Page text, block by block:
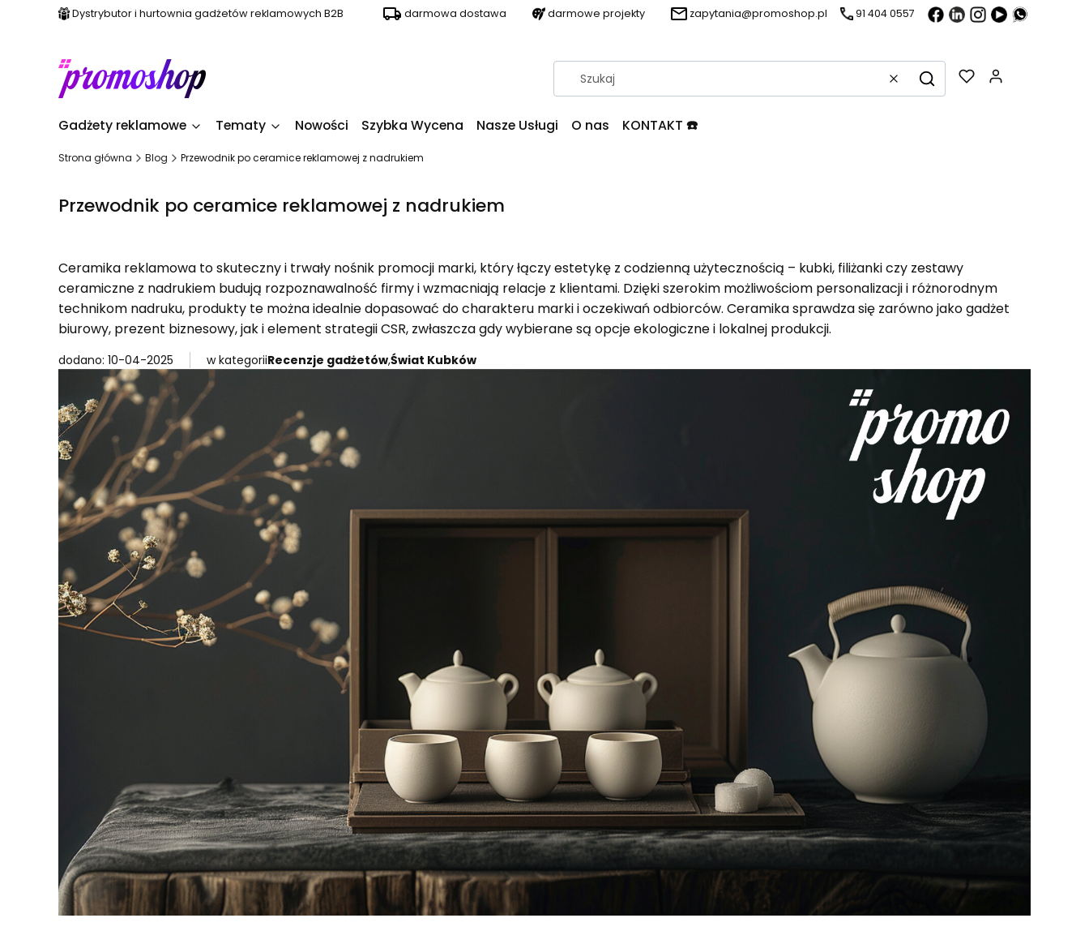
Dystrybutor i hurtownia gadżetów reklamowych B2B darmowa dostawa darmowe projekty zapytania@promoshop.pl 91 404 0557
WyczyśćSzukaj
Gadżety reklamowe Tematy Nowości Szybka Wycena Nasze Usługi O nas KONTAKT ☎️
Strona główna Blog Przewodnik po ceramice reklamowej z nadrukiem
Przewodnik po ceramice reklamowej z nadrukiem
Ceramika reklamowa to skuteczny i trwały nośnik promocji marki, który łączy estetykę z codzienną użytecznością – kubki, filiżanki czy zestawy
ceramiczne z nadrukiem budują rozpoznawalność firmy i wzmacniają relacje z klientami. Dzięki szerokim możliwościom personalizacji i różnorodnym
technikom nadruku, produkty te można idealnie dopasować do charakteru marki i oczekiwań odbiorców. Ceramika sprawdza się zarówno jako gadżet
biurowy, prezent biznesowy, jak i element strategii CSR, zwłaszcza gdy wybierane są opcje ekologiczne i lokalnej produkcji.
dodano: 10-04-2025 w kategoriiRecenzje gadżetów,Świat Kubków